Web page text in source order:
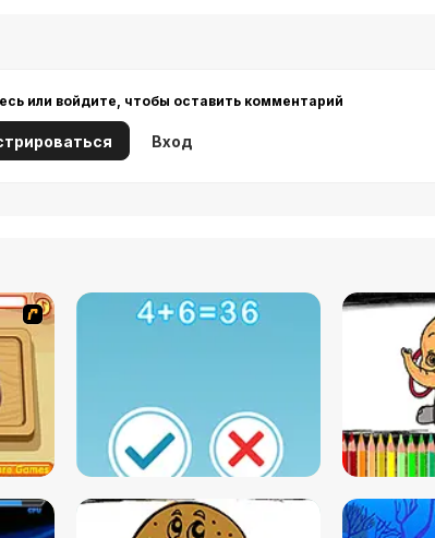
или войдите, чтобы оставить комментарий
Вход